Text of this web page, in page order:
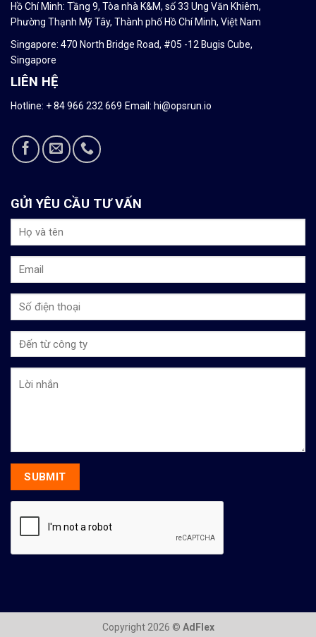
Hồ Chí Minh: Tầng 9, Tòa nhà K&M, số 33 Ung Văn Khiêm,
Phường Thạnh Mỹ Tây, Thành phố Hồ Chí Minh, Việt Nam
Singapore: 470 North Bridge Road, #05 -12 Bugis Cube,
Singapore
LIÊN HỆ
Hotline: + 84966 232 669 Email: hi@opsrun.io
GỬI YÊU CẦU TƯ VẤN
Copyright 2026 © AdFlex